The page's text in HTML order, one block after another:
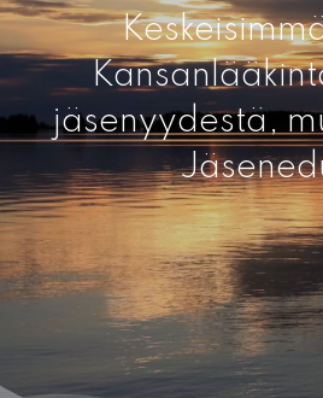
jäsenyydestä,